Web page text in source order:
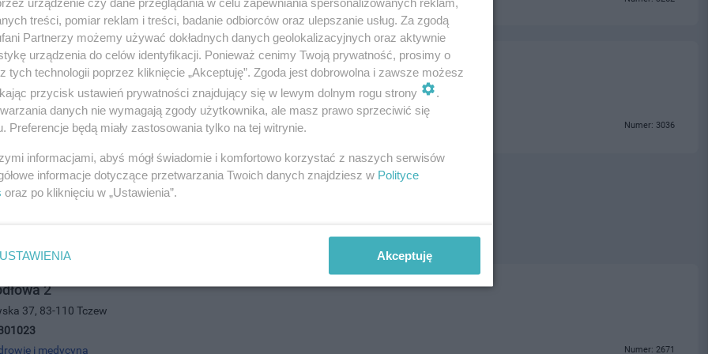
74, 83-100 Tczew
i medycyna Numer: 3036
2
37, 83-110 Tczew
i medycyna Numer: 2671
treści, pomiar reklam i treści, badanie odbiorców oraz ulepszanie usług. Za zgodą
Partnerzy możemy używać dokładnych danych geolokalizacyjnych oraz aktywnie
urządzenia do celów identyfikacji. Ponieważ cenimy Twoją prywatność, prosimy o
tych technologii poprzez kliknięcie „Akceptuję”. Zgoda jest dobrowolna i zawsze możesz
przycisk ustawień prywatności znajdujący się w lewym dolnym rogu strony
.
danych nie wymagają zgody użytkownika, ale masz prawo sprzeciwić się
Preferencje będą miały zastosowania tylko na tej witrynie.
informacjami, abyś mógł świadomie i komfortowo korzystać z naszych serwisów
informacje dotyczące przetwarzania Twoich danych znajdziesz w Polityce
oraz po kliknięciu w „Ustawienia”.
USTAWIENIA Akceptuję